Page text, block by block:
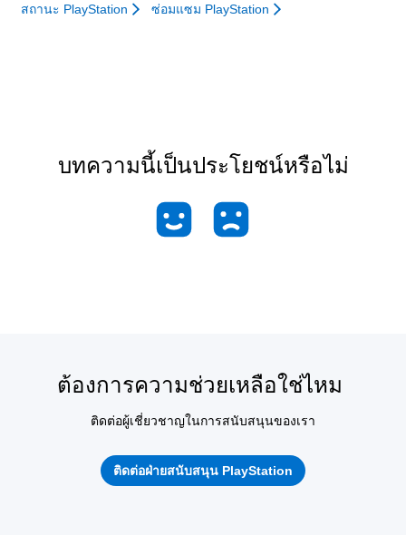
สถานะ PlayStation ซ่อมแซม PlayStation
บทความนี้เป็นประโยชน์หรือไม่
ต้องการความช่วยเหลือใช่ไหม
ติดต่อผู้เชี่ยวชาญในการสนับสนุนของเรา
ติดต่อฝ่ายสนับสนุน PlayStation